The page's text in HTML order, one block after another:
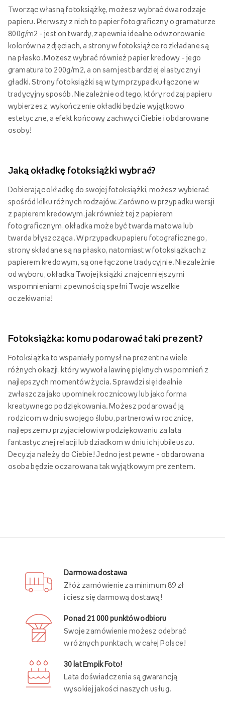
Tworząc własną fotoksiążkę, możesz wybrać dwa rodzaje
papieru. Pierwszy z nich to papier fotograficzny o gramaturze
800g/m2 – jest on twardy, zapewnia idealne odwzorowanie
kolorów na zdjęciach, a strony w fotoksiążce rozkładane są
na płasko. Możesz wybrać również papier kredowy – jego
gramatura to 200g/m2, a on sam jest bardziej elastyczny i
gładki. Strony fotoksiążki są w tym przypadku łączone w
tradycyjny sposób. Niezależnie od tego, który rodzaj papieru
wybierzesz, wykończenie okładki będzie wyjątkowo
estetyczne, a efekt końcowy zachwyci Ciebie i obdarowane
osoby!
Jaką okładkę fotoksiążki wybrać?
Dobierając okładkę do swojej fotoksiążki, możesz wybierać
spośród kilku różnych rodzajów. Zarówno w przypadku wersji
z papierem kredowym, jak również tej z papierem
fotograficznym, okładka może być twarda matowa lub
twarda błyszcząca. W przypadku papieru fotograficznego,
strony składane są na płasko, natomiast w fotoksiążkach z
papierem kredowym, są one łączone tradycyjnie. Niezależnie
od wyboru, okładka Twojej książki z najcenniejszymi
wspomnieniami z pewnością spełni Twoje wszelkie
oczekiwania!
Fotoksiążka: komu podarować taki prezent?
Fotoksiążka to wspaniały pomysł na prezent na wiele
różnych okazji, który wywoła lawinę pięknych wspomnień z
najlepszych momentów życia. Sprawdzi się idealnie
zwłaszcza jako upominek rocznicowy lub jako forma
kreatywnego podziękowania. Możesz podarować ją
rodzicom w dniu swojego ślubu, partnerowi w rocznicę,
najlepszemu przyjacielowi w podziękowaniu za lata
fantastycznej relacji lub dziadkom w dniu ich jubileuszu.
Decyzja należy do Ciebie! Jedno jest pewne – obdarowana
osoba będzie oczarowana tak wyjątkowym prezentem.
Darmowa dostawa
Złóż zamówienie za minimum 89 zł
i ciesz się darmową dostawą!
Ponad 21 000 punktów odbioru
Swoje zamówienie możesz odebrać
w różnych punktach, w całej Polsce!
30 lat Empik Foto!
Lata doświadczenia są gwarancją
wysokiej jakości naszych usług.